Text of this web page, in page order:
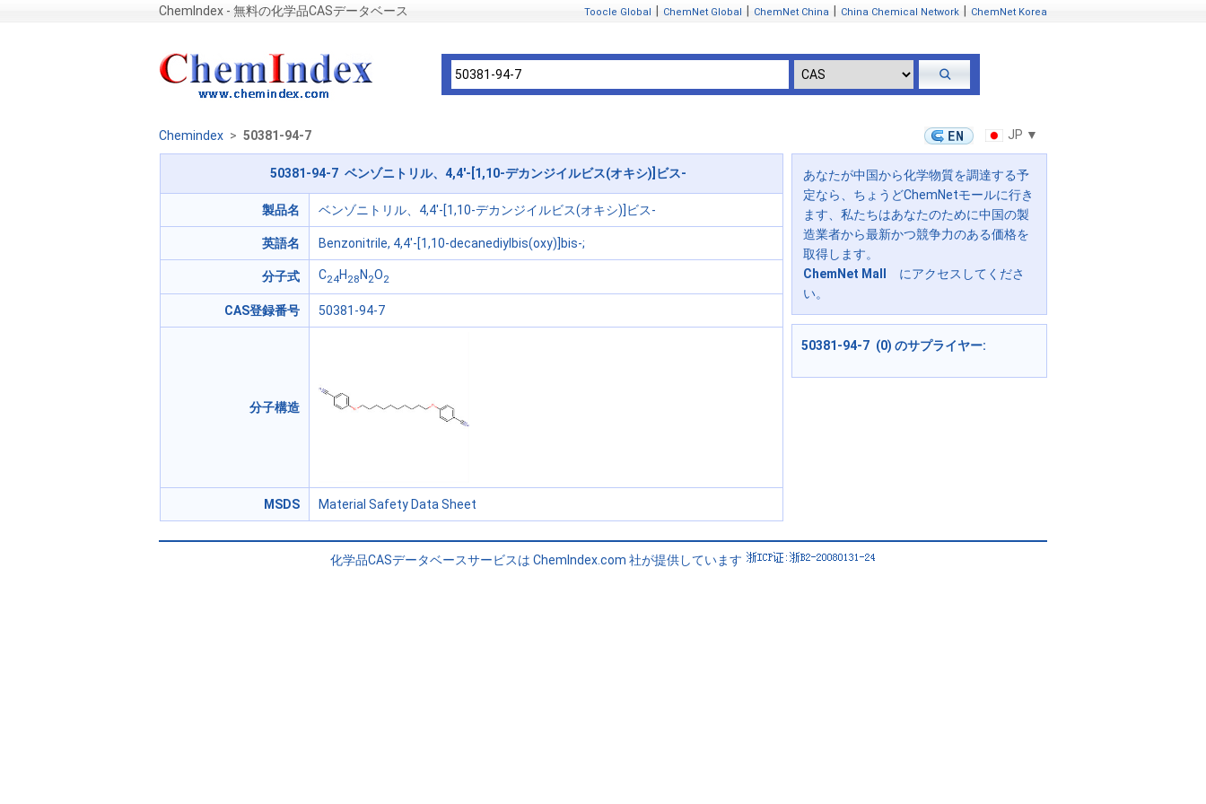
ChemIndex - 無料の化学品CASデータベース Toocle Global ChemNet Global ChemNet China China Chemical Network ChemNet Korea
Chemindex > 50381-94-7 JP ▼
50381-94-7 ベンゾニトリル、4,4'-[1,10-デカンジイルビス(オキシ)]ビス-
製品名 ベンゾニトリル、4,4'-[1,10-デカンジイルビス(オキシ)]ビス-
英語名 Benzonitrile, 4,4'-[1,10-decanediylbis(oxy)]bis-;
分子式 C24H 28 N 2O2
CAS登録番号 50381-94-7
分子構造
MSDS Material Safety Data Sheet
あなたが中国から化学物質を調達する予
定なら、ちょうどChemNetモールに行き
ます、私たちはあなたのために中国の製
造業者から最新かつ競争力のある価格を
取得します。
ChemNet Mall
にアクセスしてくださ
い。
50381-94-7 (0) のサプライヤー:
化学品CASデータベースサービスは ChemIndex.com 社が提供しています